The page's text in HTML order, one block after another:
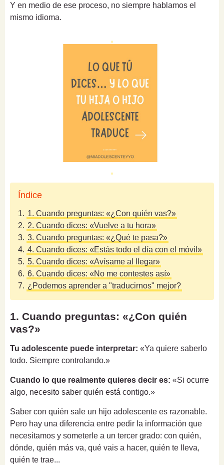
Y en medio de ese proceso, no siempre hablamos el
mismo idioma.
Índice
1. 1. Cuando preguntas: «¿Con quién vas?»
2. 2. Cuando dices: «Vuelve a tu hora»
3. 3. Cuando preguntas: «¿Qué te pasa?»
4. 4. Cuando dices: «Estás todo el día con el móvil»
5. 5. Cuando dices: «Avísame al llegar»
6. 6. Cuando dices: «No me contestes así»
7. ¿Podemos aprender a "traducirnos" mejor?
1. Cuando preguntas: «¿Con quién
vas?»
Tu adolescente puede interpretar: «Ya quiere saberlo
todo. Siempre controlando.»
Cuando lo que realmente quieres decir es: «Si ocurre
algo, necesito saber quién está contigo.»
Saber con quién sale un hijo adolescente es razonable.
Pero hay una diferencia entre pedir la información que
necesitamos y someterle a un tercer grado: con quién,
dónde, quién más va, qué vais a hacer, quién te lleva,
quién te trae...